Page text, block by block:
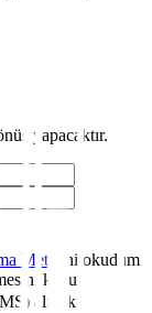
yapacaktır.
Metni
'ni okudum
kabul
almak